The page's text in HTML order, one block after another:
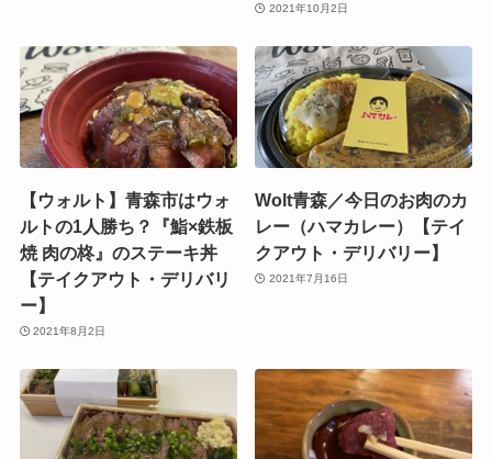
2021年10月2日
【ウォルト】青森市はウォ
ルトの1人勝ち？『鮨×鉄板
焼 肉の柊』のステーキ丼
【テイクアウト・デリバリ
ー】
2021年8月2日
Wolt青森／今日のお肉のカ
レー（ハマカレー）【テイ
クアウト・デリバリー】
2021年7月16日